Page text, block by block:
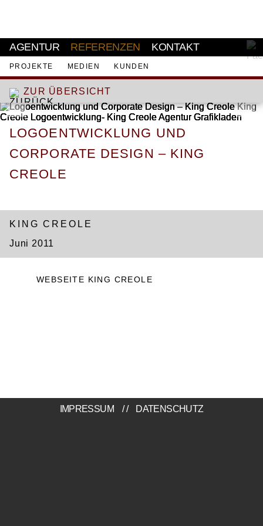
AGENTUR REFERENZEN KONTAKT
PROJEKTE MEDIEN KUNDEN
ZUR ÜBERSICHT
LOGOENTWICKLUNG UND
CORPORATE DESIGN – KING
CREOLE
KING CREOLE
Juni 2011
WEBSEITE KING CREOLE
IMPRESSUM // DATENSCHUTZ